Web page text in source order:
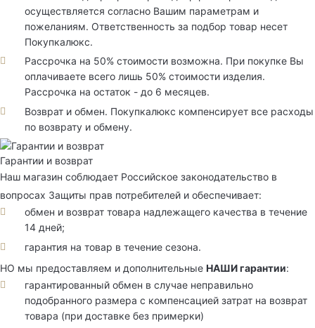
осуществляется согласно Вашим параметрам и
пожеланиям. Ответственность за подбор товар несет
Покупкалюкс.
Рассрочка на 50% стоимости возможна. При покупке Вы
оплачиваете всего лишь 50% стоимости изделия.
Рассрочка на остаток - до 6 месяцев.
Возврат и обмен. Покупкалюкс компенсирует все расходы
по возврату и обмену.
Гарантии и возврат
Наш магазин соблюдает Российское законодательство в
вопросах Защиты прав потребителей и обеспечивает:
обмен и возврат товара надлежащего качества в течение
14 дней;
гарантия на товар в течение сезона.
НО мы предоставляем и дополнительные НАШИ гарантии:
гарантированный обмен в случае неправильно
подобранного размера с компенсацией затрат на возврат
товара (при доставке без примерки)